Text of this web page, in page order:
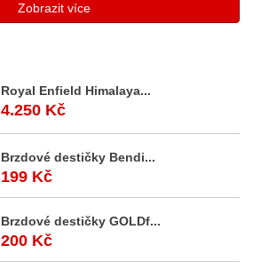
Zobrazit více
Royal Enfield Himalaya...
4.250 Kč
Brzdové destičky Bendi...
199 Kč
Brzdové destičky GOLDf...
200 Kč